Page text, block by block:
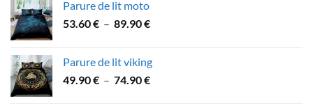
Parure de lit moto
53.60€ – 89.90€Plage
53.60 €
à
Parure de lit viking
49.90€ – 74.90€Plage